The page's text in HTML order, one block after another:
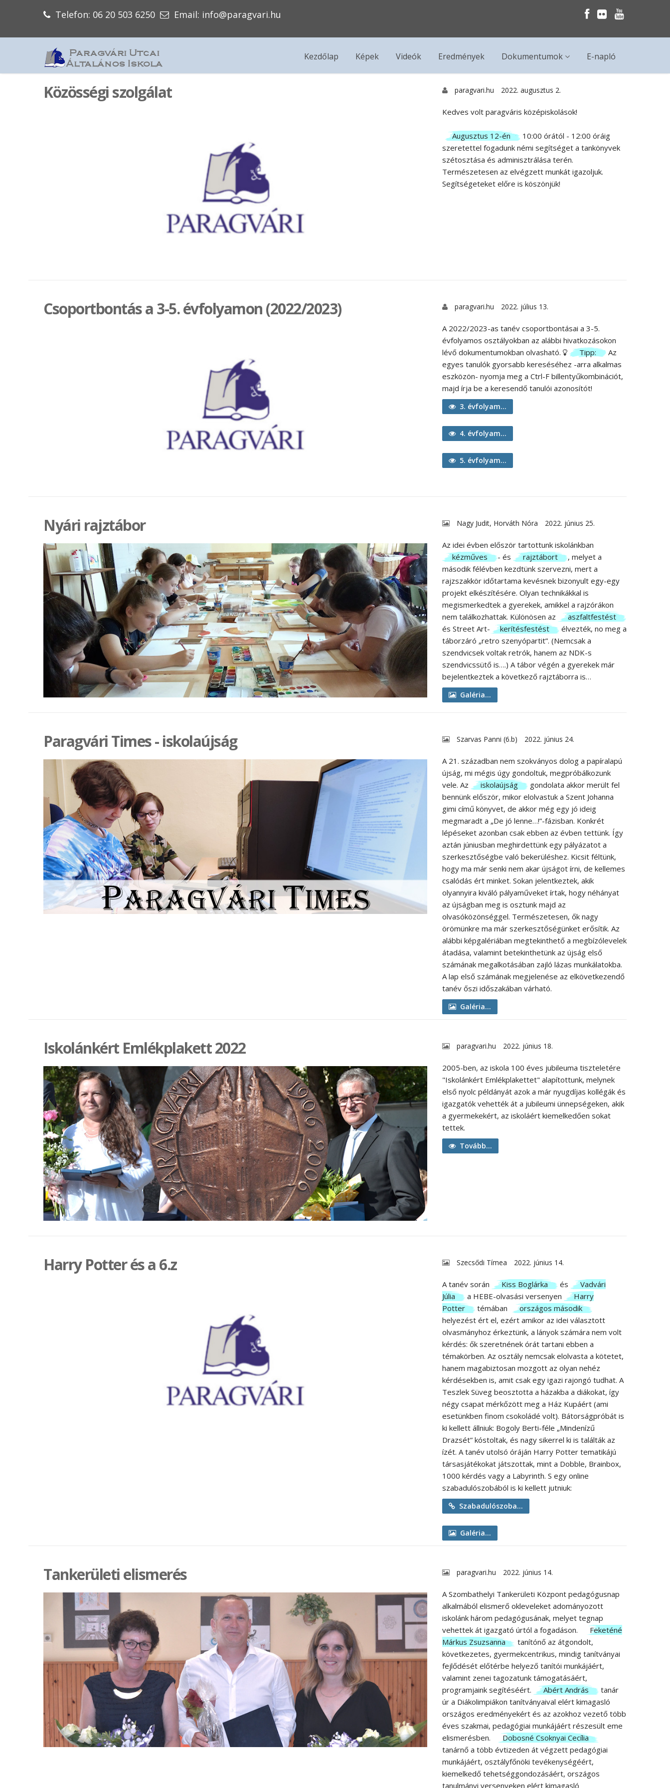
Telefon: 06 20 503 6250 Email: info@paragvari.hu
Kezdőlap Képek Videók Eredmények Dokumentumok E-napló
Közösségi szolgálat paragvari.hu 2022. augusztus 2.
Kedves volt paragváris középiskolások!
Augusztus 12-én
10:00 órától - 12:00 óráig
szeretettel fogadunk némi segítséget a tankönyvek
szétosztása és adminisztrálása terén.
Természetesen az elvégzett munkát igazoljuk.
Segítségeteket előre is köszönjük!
Csoportbontás a 3-5. évfolyamon (2022/2023) paragvari.hu 2022. július 13.
A 2022/2023-as tanév csoportbontásai a 3-5.
évfolyamos osztályokban az alábbi hivatkozásokon
lévő dokumentumokban olvasható.
Tipp:
Az
egyes tanulók gyorsabb kereséséhez -arra alkalmas
eszközön- nyomja meg a Ctrl-F billentyűkombinációt,
majd írja be a keresendő tanulói azonosítót!
3. évfolyam...
4. évfolyam...
5. évfolyam...
Nyári rajztábor Nagy Judit, Horváth Nóra 2022. június 25.
Az idei évben először tartottunk iskolánkban
kézműves
- és rajztábort
, melyet a
második félévben kezdtünk szervezni, mert a
rajzszakkör időtartama kevésnek bizonyult egy-egy
projekt elkészítésére. Olyan technikákkal is
megismerkedtek a gyerekek, amikkel a rajzórákon
nem találkozhattak. Különösen az
aszfaltfestést
és Street Art-
kerítésfestést
élvezték, no meg a
táborzáró „retro szenyópartit”. (Nemcsak a
szendvicsek voltak retrók, hanem az NDK-s
szendvicssütő is….) A tábor végén a gyerekek már
bejelentkeztek a következő rajztáborra is…
Galéria...
Paragvári Times - iskolaújság Szarvas Panni (6.b) 2022. június 24.
A 21. században nem szokványos dolog a papíralapú
újság, mi mégis úgy gondoltuk, megpróbálkozunk
vele. Az
iskolaújság
gondolata akkor merült fel
bennünk először, mikor elolvastuk a Szent Johanna
gimi című könyvet, de akkor még egy jó ideig
megmaradt a „De jó lenne…!”-fázisban. Konkrét
lépéseket azonban csak ebben az évben tettünk. Így
aztán júniusban meghirdettünk egy pályázatot a
szerkesztőségbe való bekerüléshez. Kicsit féltünk,
hogy ma már senki nem akar újságot írni, de kellemes
csalódás ért minket. Sokan jelentkeztek, akik
olyannyira kiváló pályaműveket írtak, hogy néhányat
az újságban meg is osztunk majd az
olvasóközönséggel. Természetesen, ők nagy
örömünkre ma már szerkesztőségünket erősítik. Az
alábbi képgalériában megtekinthető a megbízólevelek
átadása, valamint betekinthetünk az újság első
számának megalkotásában zajló lázas munkálatokba.
A lap első számának megjelenése az elkövetkezendő
tanév őszi időszakában várható.
Galéria...
Iskolánkért Emlékplakett 2022 paragvari.hu 2022. június 18.
2005-ben, az iskola 100 éves jubileuma tiszteletére
"Iskolánkért Emlékplakettet" alapítottunk, melynek
első nyolc példányát azok a már nyugdíjas kollégák és
igazgatók vehették át a jubileumi ünnepségeken, akik
a gyermekekért, az iskoláért kiemelkedően sokat
tettek.
Tovább...
Harry Potter és a 6.z Szecsődi Tímea 2022. június 14.
A tanév során Kiss Boglárka és
Vadvári
Júlia
a HEBE-olvasási versenyen
Harry
Potter
témában
országos második
helyezést ért el, ezért amikor az idei választott
olvasmányhoz érkeztünk, a lányok számára nem volt
kérdés: ők szeretnének órát tartani ebben a
témakörben. Az osztály nemcsak elolvasta a kötetet,
hanem magabiztosan mozgott az olyan nehéz
kérdésekben is, amit csak egy igazi rajongó tudhat. A
Teszlek Süveg beosztotta a házakba a diákokat, így
négy csapat mérkőzött meg a Ház Kupáért (ami
esetünkben finom csokoládé volt). Bátorságpróbát is
ki kellett állniuk: Bogoly Berti-féle „Mindenízű
Drazsét” kóstoltak, és nagy sikerrel ki is találták az
ízét. A tanév utolsó óráján Harry Potter tematikájú
társasjátékokat játszottak, mint a Dobble, Brainbox,
1000 kérdés vagy a Labyrinth. S egy online
szabadulószobából is ki kellett jutniuk:
Szabadulószoba...
Galéria...
Tankerületi elismerés paragvari.hu 2022. június 14.
A Szombathelyi Tankerületi Központ pedagógusnap
alkalmából elismerő okleveleket adományozott
iskolánk három pedagógusának, melyet tegnap
vehettek át igazgató úrtól a fogadáson.
Feketéné
Márkus Zsuzsanna
tanítónő az átgondolt,
következetes, gyermekcentrikus, mindig tanítványai
fejlődését előtérbe helyező tanítói munkájáért,
valamint zenei tagozatunk támogatásáért,
programjaink segítéséért.
Abért András
tanár
úr a Diákolimpiákon tanítványaival elért kimagasló
országos eredményekért és az azokhoz vezető több
éves szakmai, pedagógiai munkájáért részesült eme
elismerésben.
Dobosné Csoknyai Cecília
tanárnő a több évtizeden át végzett pedagógiai
munkájáért, osztályfőnöki tevékenységéért,
kiemelkedő tehetséggondozásáért, országos
tanulmányi versenyeken elért kimagasló